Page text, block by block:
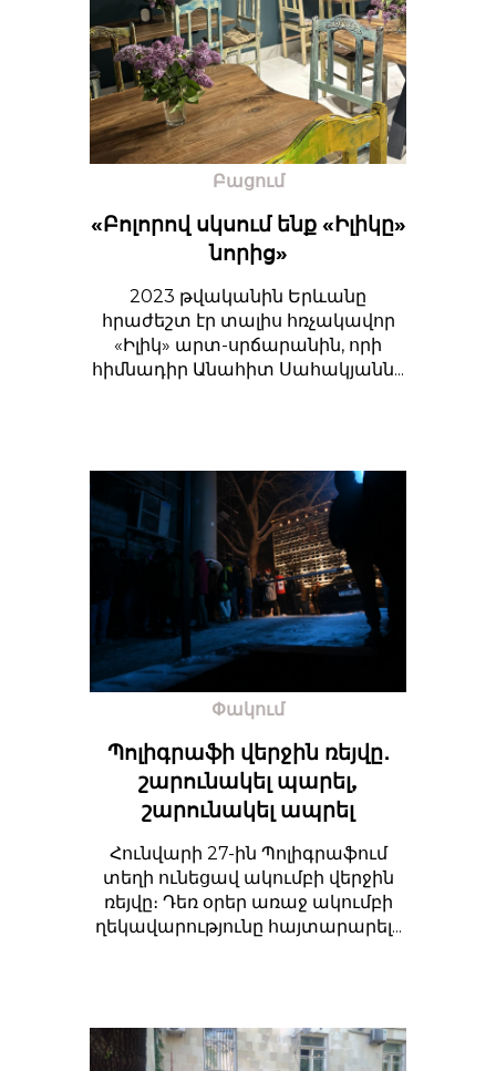
Բացում
«Բոլորով սկսում ենք «Իլիկը»
նորից»
2023 թվականին Երևանը
հրաժեշտ էր տալիս հռչակավոր
«Իլիկ» արտ-սրճարանին, որի
հիմնադիր Անահիտ Սահակյանն...
Փակում
Պոլիգրաֆի վերջին ռեյվը․
շարունակել պարել,
շարունակել ապրել
Հունվարի 27-ին Պոլիգրաֆում
տեղի ունեցավ ակումբի վերջին
ռեյվը։ Դեռ օրեր առաջ ակումբի
ղեկավարությունը հայտարարել...